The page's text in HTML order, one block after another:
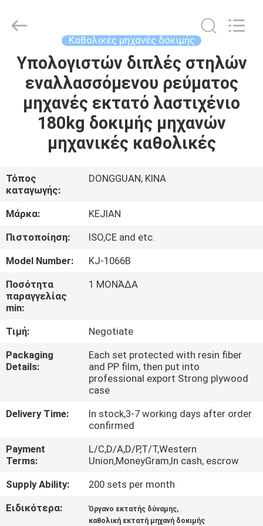
ΣΠΊΤΙ
ΠΡΟΪΌΝΤΑ
ΠΕΡΊΠΟΥ
ΓΎΡΟΣ
ΕΡΓΟΣΤΑΣΊΩΝ
ΠΟΙΟΤΙΚΌΣ
ΜΑΣ
ΕΛΆΤΕ
ΣΕ
ΕΠΑΦΉ
ΈΝΑ
ΑΠΌΣΠΑΣΜΑ
SITEMAP
INSTRUMENT
CO.,LTD.
Καθολικές μηχανές δοκιμής
Υπολογιστών διπλές στηλών
εναλλασσόμενου ρεύματος
μηχανές εκτατό λαστιχένιο
180kg δοκιμής μηχανών
μηχανικές καθολικές
Τόπος
καταγωγής:
DONGGUAN, ΚΙΝΑ
Μάρκα:
KEJIAN
Πιστοποίηση:
ISO,CE and etc.
Model Number:
KJ-1066B
Ποσότητα
παραγγελίας
min:
1 ΜΟΝΆΔΑ
Τιμή:
Negotiate
Packaging
Details:
Each set protected with resin fiber
and PP film, then put into
professional export Strong plywood
case
Delivery Time:
In stock,3-7 working days after order
confirmed
Payment
Terms:
L/C,D/A,D/P,T/T,Western
Union,MoneyGram,In cash, escrow
Supply Ability:
200 sets per month
Ειδικότερα:
Όργανο εκτατής δύναμης,
καθολική εκτατή μηχανή δοκιμής